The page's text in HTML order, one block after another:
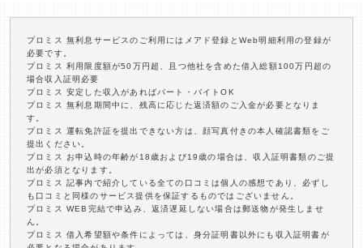
プロミス 無利息サービスのご利用にはメアド登録とWeb明細利用の登録が
必要です。
プロミス 利用限度額が50万円超、且つ他社を含めた借入総額100万円超の
場合収入証明必要
プロミス 安定した収入があればパート・バイトOK
プロミス 無利息期間中に、残高に応じた返済額のご入金が必要となりま
す。
プロミス 運転免許証を提出できない方は、顔写真付きの本人確認書類をご
提出ください。
プロミス お申込時の年齢が18歳および19歳の場合は、収入証明書類のご提
出が必須となります。
プロミス 記事内で紹介している全ての口コミは個人の感想であり、必ずし
も口コミと同様のサービス提供を保証するものではございません。
プロミス WEB完結で申込み、返済遅延しない場合は郵送物が発生しませ
ん。
プロミス 借入希望額や条件によっては、身分証明書以外にも収入証明書が